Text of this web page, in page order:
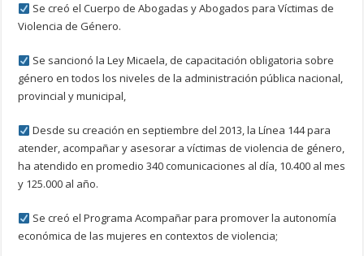
Se creó el Cuerpo de Abogadas y Abogados para Víctimas de
Violencia de Género.
Se sancionó la Ley Micaela, de capacitación obligatoria sobre
género en todos los niveles de la administración pública nacional,
provincial y municipal,
Desde su creación en septiembre del 2013, la Línea 144 para
atender, acompañar y asesorar a víctimas de violencia de género,
ha atendido en promedio 340 comunicaciones al día, 10.400 al mes
y 125.000 al año.
Se creó el Programa Acompañar para promover la autonomía
económica de las mujeres en contextos de violencia;